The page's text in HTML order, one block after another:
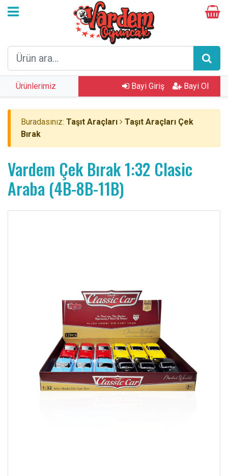
Ürünlerimiz Bayi Giriş Bayi Ol
Buradasınız: Taşıt Araçları
Taşıt Araçları Çek
Bırak
Vardem Çek Bırak 1:32 Clasic
Araba (4B-8B-11B)